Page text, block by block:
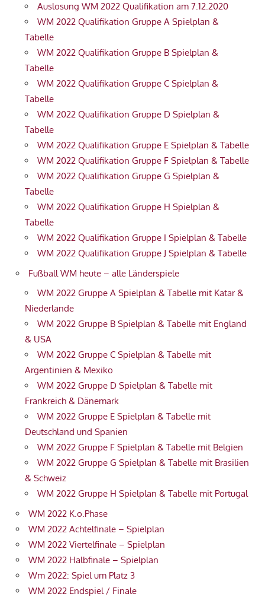
Auslosung WM 2022 Qualifikation am 7.12.2020
WM 2022 Qualifikation Gruppe A Spielplan &
Tabelle
WM 2022 Qualifikation Gruppe B Spielplan &
Tabelle
WM 2022 Qualifikation Gruppe C Spielplan &
Tabelle
WM 2022 Qualifikation Gruppe D Spielplan &
Tabelle
WM 2022 Qualifikation Gruppe E Spielplan & Tabelle
WM 2022 Qualifikation Gruppe F Spielplan & Tabelle
WM 2022 Qualifikation Gruppe G Spielplan &
Tabelle
WM 2022 Qualifikation Gruppe H Spielplan &
Tabelle
WM 2022 Qualifikation Gruppe I Spielplan & Tabelle
WM 2022 Qualifikation Gruppe J Spielplan & Tabelle
Fußball WM heute – alle Länderspiele
WM 2022 Gruppe A Spielplan & Tabelle mit Katar &
Niederlande
WM 2022 Gruppe B Spielplan & Tabelle mit England
& USA
WM 2022 Gruppe C Spielplan & Tabelle mit
Argentinien & Mexiko
WM 2022 Gruppe D Spielplan & Tabelle mit
Frankreich & Dänemark
WM 2022 Gruppe E Spielplan & Tabelle mit
Deutschland und Spanien
WM 2022 Gruppe F Spielplan & Tabelle mit Belgien
WM 2022 Gruppe G Spielplan & Tabelle mit Brasilien
& Schweiz
WM 2022 Gruppe H Spielplan & Tabelle mit Portugal
WM 2022 K.o.Phase
WM 2022 Achtelfinale – Spielplan
WM 2022 Viertelfinale – Spielplan
WM 2022 Halbfinale – Spielplan
Wm 2022: Spiel um Platz 3
WM 2022 Endspiel / Finale